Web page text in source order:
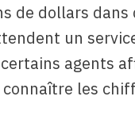
de dollars
un
agents
les